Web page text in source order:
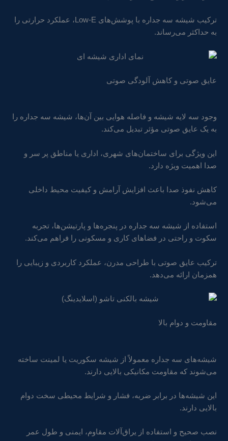
ترکیب شیشه سه جداره با پوشش‌های Low-E، عملکرد حرارتی را
به حداکثر می‌رساند.
عایق صوتی و کاهش آلودگی صوتی
وجود سه لایه شیشه و فاصله هوایی بین آن‌ها، شیشه سه جداره را
به یک عایق صوتی مؤثر تبدیل می‌کند.
این ویژگی برای ساختمان‌های شهری، اداری یا مناطق پر سر و
صدا اهمیت ویژه دارد.
کاهش نفوذ صدا باعث افزایش آرامش و کیفیت محیط داخلی
می‌شود.
استفاده از شیشه سه جداره در پنجره‌ها و پارتیشن‌ها، تجربه
سکوت و راحتی در فضاهای کاری و مسکونی را فراهم می‌کند.
ترکیب عایق صوتی با طراحی مدرن، عملکرد کاربردی و زیبایی را
همزمان ارائه می‌دهد.
مقاومت و دوام بالا
شیشه‌های سه جداره معمولاً از شیشه سکوریت یا لمینت ساخته
می‌شوند که مقاومت مکانیکی بالایی دارند.
این شیشه‌ها در برابر ضربه، فشار و شرایط محیطی سخت دوام
بالایی دارند.
نصب صحیح و استفاده از یراق‌آلات مقاوم، ایمنی و طول عمر